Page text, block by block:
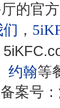
的官
，
约翰等
案号